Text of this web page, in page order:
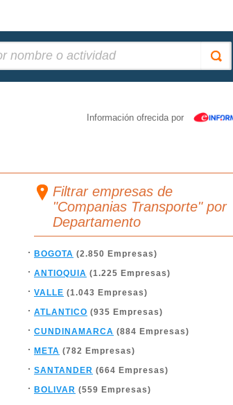
Información ofrecida por
Filtrar empresas de
"Companias Transporte" por
Departamento
BOGOTA (2.850 Empresas)
ANTIOQUIA (1.225 Empresas)
VALLE (1.043 Empresas)
ATLANTICO (935 Empresas)
CUNDINAMARCA (884 Empresas)
META (782 Empresas)
SANTANDER (664 Empresas)
BOLIVAR (559 Empresas)